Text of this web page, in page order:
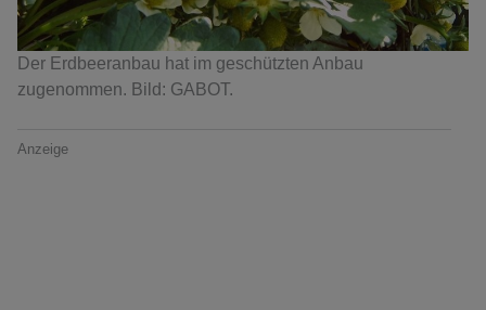
Der Erdbeeranbau hat im geschützten Anbau
zugenommen. Bild: GABOT.
Anzeige